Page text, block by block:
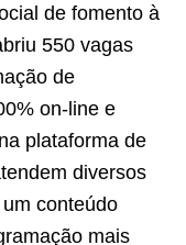
de fomento à
550 vagas
de
on-line e
plataforma de
diversos
conteúdo
mais